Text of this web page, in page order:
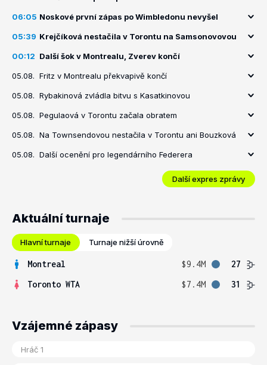
06:05 Noskové první zápas po Wimbledonu nevyšel
05:39 Krejčíková nestačila v Torontu na Samsonovovou
00:12 Další šok v Montrealu, Zverev končí
05.08. Fritz v Montrealu překvapivě končí
05.08. Rybakinová zvládla bitvu s Kasatkinovou
05.08. Pegulaová v Torontu začala obratem
05.08. Na Townsendovou nestačila v Torontu ani Bouzková
05.08. Další ocenění pro legendárního Federera
Další expres zprávy
Aktuální turnaje
Hlavní turnaje Turnaje nižší úrovně
Montreal $9.4M
27
Toronto WTA
$7.4M 31
Vzájemné zápasy